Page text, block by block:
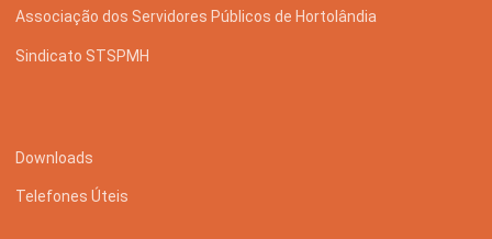
Associação dos Servidores Públicos de Hortolândia
Sindicato STSPMH
Downloads
Telefones Úteis